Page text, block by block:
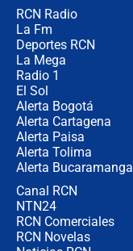
RCN Radio
La Fm
Deportes RCN
La Mega
Radio 1
El Sol
Alerta Bogotá
Alerta Cartagena
Alerta Paisa
Alerta Tolima
Alerta Bucaramanga
Canal RCN
NTN24
RCN Comerciales
RCN Novelas